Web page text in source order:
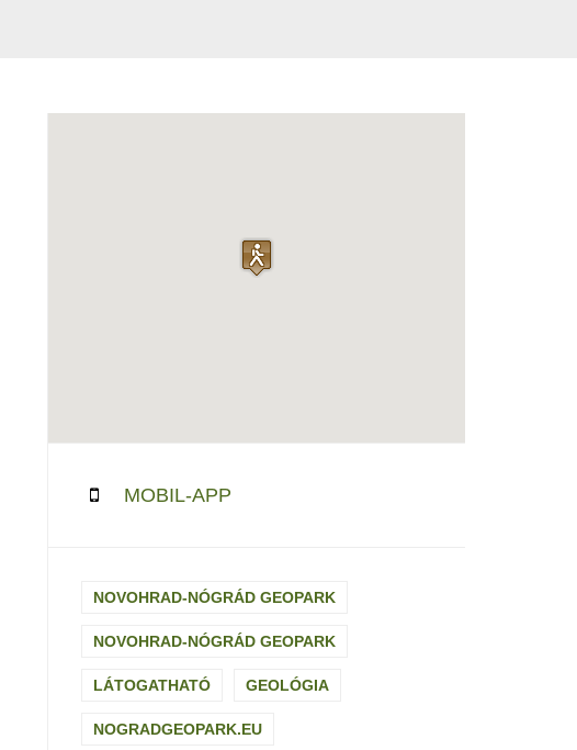
MOBIL-APP
NOVOHRAD-NÓGRÁD GEOPARK
NOVOHRAD-NÓGRÁD GEOPARK
LÁTOGATHATÓ GEOLÓGIA
NOGRADGEOPARK.EU